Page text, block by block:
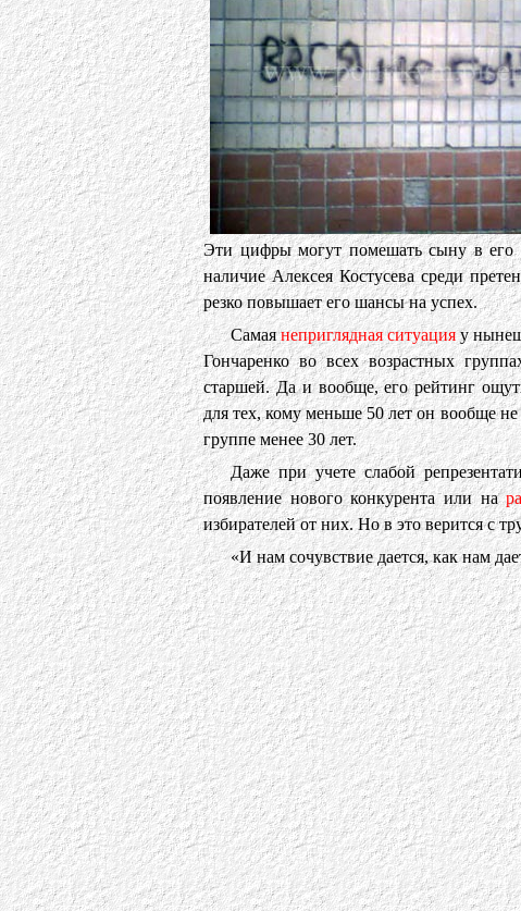
Эти цифры могут помешать сыну в его
наличие Алексея Костусева среди
резко повышает его шансы на успех.
Самаянеприглядная ситуацияу
Гончаренко во всех возрастных
старшей. Да и вообще, его рейтинг
для тех, кому меньше 50 лет он вообще
группе менее 30 лет.
Даже при учете слабой
появление нового конкурента или на
избирателей от них. Но в это верится с
«И нам сочувствие дается, как нам